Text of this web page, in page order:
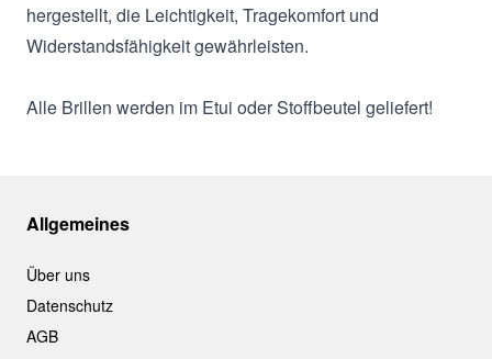
hergestellt, die Leichtigkeit, Tragekomfort und
Widerstandsfähigkeit gewährleisten.
Alle Brillen werden im Etui oder Stoffbeutel geliefert!
Allgemeines
Über uns
Datenschutz
AGB